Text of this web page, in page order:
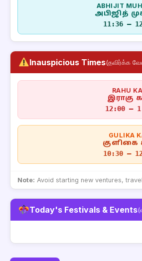
ABHIJIT
அபிஜித்
11:36 –
Inauspicious Times(தவிர்க்க
RAHU
இராகு
12:00 –
GULIKA
குளிகை
10:30 –
Note: Avoid starting new ventures,
Today's Festivals & Events